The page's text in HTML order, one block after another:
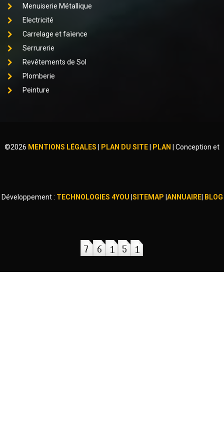
Menuiserie Métallique
Electricité
Carrelage et faïence
Serrurerie
Revêtements de Sol
Plomberie
Peinture
©2026 MENTIONS LÉGALES PLAN DU SITE PLAN Conception et
Développement : TECHNOLOGIES 4YOU SITEMAP ANNUAIRE| BLOG